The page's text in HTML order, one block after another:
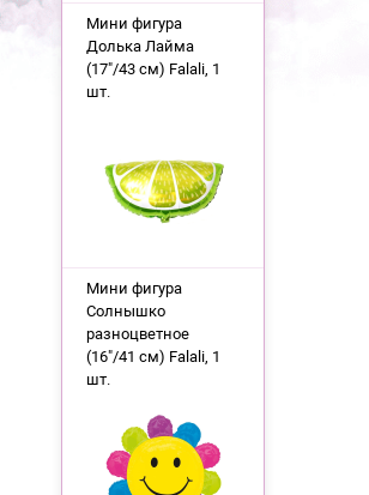
Мини фигура
Долька Лайма
(17"/43 см) Falali, 1
шт.
Мини фигура
Солнышко
разноцветное
(16"/41 см) Falali, 1
шт.